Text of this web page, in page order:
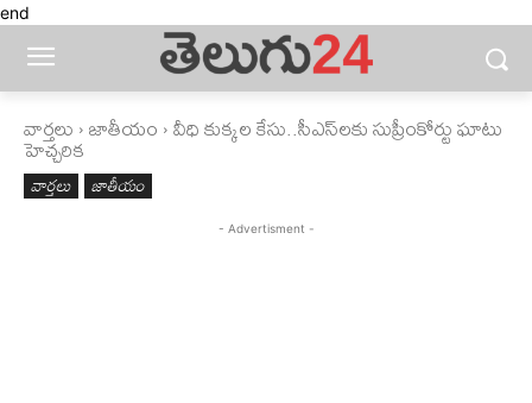
end
వార్తలు జాతీయం వీధి కుక్కల కేసు..సీఎస్‌లకు సుప్రీంకోర్టు ఘాటు
హెచ్చరిక
వార్తలు జాతీయం
- Advertisment -